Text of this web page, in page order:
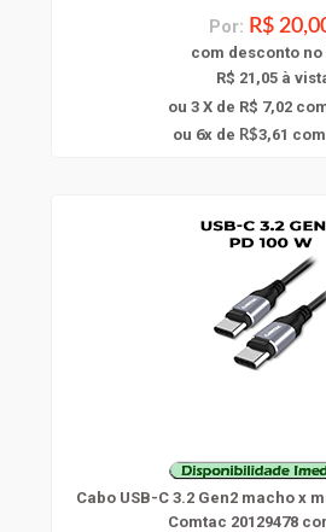
Por: R$
com desconto no
R$ 21,05 à
ou 3 X de R$ 7,02
ou 6x de R$3,61
Cabo USB-C 3.2 Gen2 macho x
Comtac 20129478